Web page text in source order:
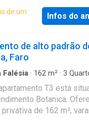
último piso com vistas
principais destaques
piscina privada. A
é um empreendimento
que combina arquitetura
uma forte ligação à
residenciais mais
. Concebido para
e espaços
um estilo de vida
de um
Infos do
de alto padrão
Faro
Falésia · 162 m² · 3
T3 está
Botanica.
de 162 m²,